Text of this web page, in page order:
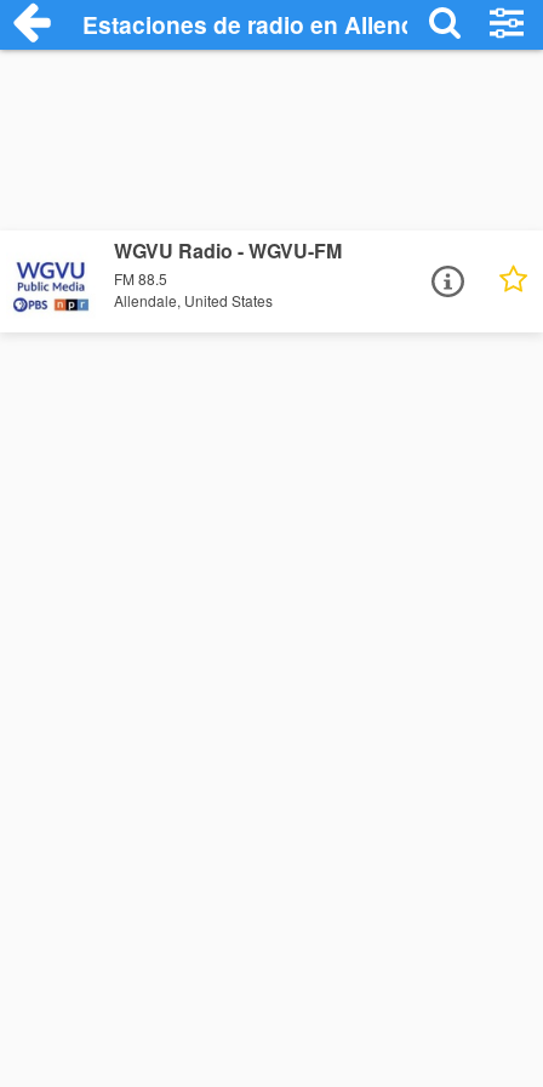
Estaciones de radio en Allendale -
WGVU Radio - WGVU-FM
FM 88.5
Allendale, United States